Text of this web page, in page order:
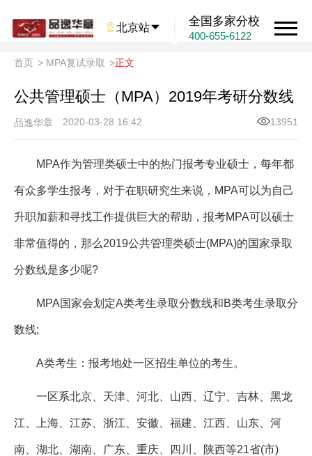
北京站 全国多家分校
400-655-6122
首页 > MPA复试录取 >正文
公共管理硕士（MPA）2019年考研分数线
品逸华章 2020-03-28 16:42 13951
MPA作为管理类硕士中的热门报考专业硕士，每年都
有众多学生报考，对于在职研究生来说，MPA可以为自己
升职加薪和寻找工作提供巨大的帮助，报考MPA可以硕士
非常值得的，那么2019公共管理类硕士(MPA)的国家录取
分数线是多少呢?
MPA国家会划定A类考生录取分数线和B类考生录取分
数线;
A类考生：报考地处一区招生单位的考生。
一区系北京、天津、河北、山西、辽宁、吉林、黑龙
江、上海、江苏、浙江、安徽、福建、江西、山东、河
南、湖北、湖南、广东、重庆、四川、陕西等21省(市)